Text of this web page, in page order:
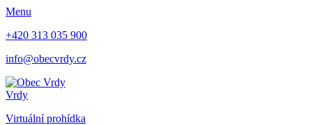
Menu
+420 313 035 900
info@obecvrdy.cz
Vrdy
Virtuální prohídka